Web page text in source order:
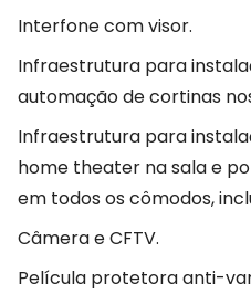
Interfone com visor.
Infraestrutura para
automação de cortinas
Infraestrutura para
home theater na sala e
em todos os cômodos,
Câmera e CFTV.
Película protetora anti-